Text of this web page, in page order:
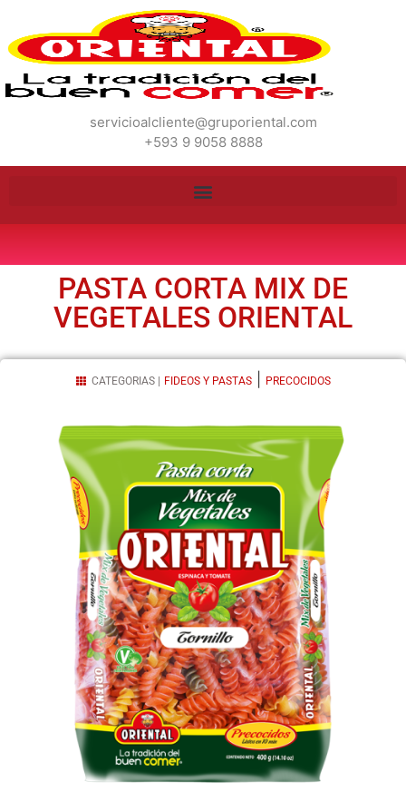
servicioalcliente@gruporiental.com
+593 9 9058 8888
PASTA CORTA MIX DE
VEGETALES ORIENTAL
CATEGORIAS | FIDEOS Y PASTAS| PRECOCIDOS